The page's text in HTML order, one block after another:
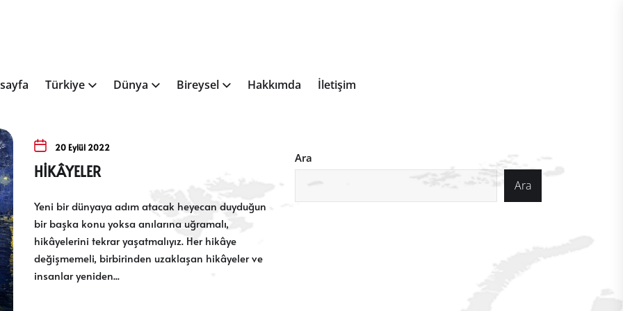
Türkiye Dünya Bireysel Hakkımda İletişim
20 Eylül 2022
HİKÂYELER
Yeni bir dünyaya adım atacak heyecan duyduğun
bir başka konu yoksa anılarına uğramalı,
hikâyelerini tekrar yaşatmalıyız. Her hikâye
değişmemeli, birbirinden uzaklaşan hikâyeler ve
insanlar yeniden...
Ara
Ara